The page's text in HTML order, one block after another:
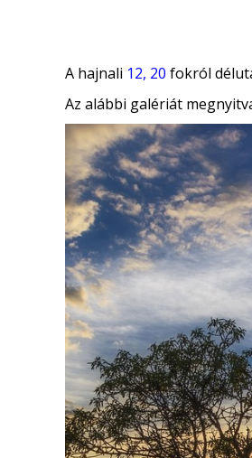
A hajnali 12, 20 fokról
Az alábbi galériát